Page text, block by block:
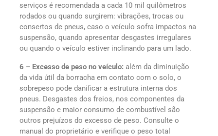
serviços é recomendada a cada 10 mil quilômetros
rodados ou quando surgirem: vibrações, trocas ou
consertos de pneus, caso o veículo sofra impactos na
suspensão, quando apresentar desgastes irregulares
ou quando o veículo estiver inclinando para um lado.
6 – Excesso de peso no veículo: além da diminuição
da vida útil da borracha em contato com o solo, o
sobrepeso pode danificar a estrutura interna dos
pneus. Desgastes dos freios, nos componentes da
suspensão e maior consumo de combustível são
outros prejuízos do excesso de peso. Consulte o
manual do proprietário e verifique o peso total